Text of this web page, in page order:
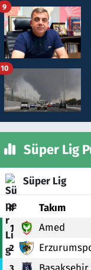
9
10
Süper Lig
Süper Lig
# Takım
1 Amed
2